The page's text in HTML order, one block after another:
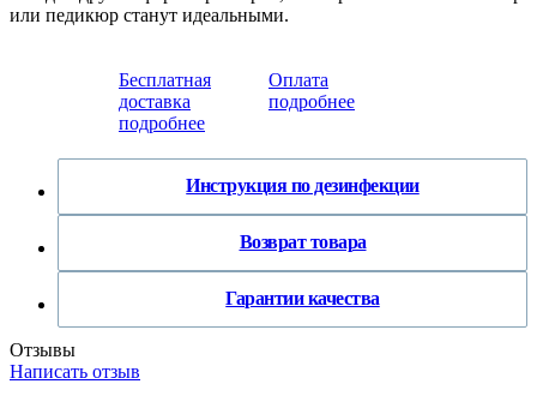
или педикюр станут идеальными.
Бесплатная
доставка
подробнее
Оплата
подробнее
Инструкция по дезинфекции
Возврат товара
Гарантии качества
Отзывы
Написать отзыв